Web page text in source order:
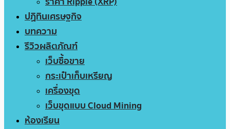
ปฏิทินเศรษฐกิจ
บทความ
รีวิวผลิตภัณฑ์
เว็บซื้อขาย
กระเป๋าเก็บเหรียญ
เครื่องขุด
เว็บขุดแบบ Cloud Mining
ห้องเรียน